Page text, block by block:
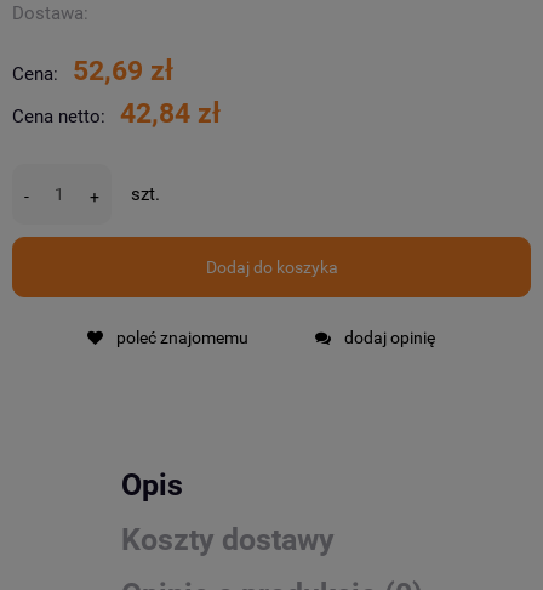
Dostawa:
Cena: 52,69 zł
Cena netto: 42,84 zł
- + szt.
Dodaj do koszyka
poleć znajomemu dodaj opinię
Opis
Koszty dostawy